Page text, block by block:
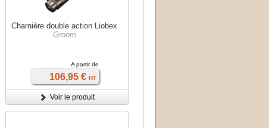
Charnière double action Liobex
Groom
A partir de
106,95 € HT
Voir le produit